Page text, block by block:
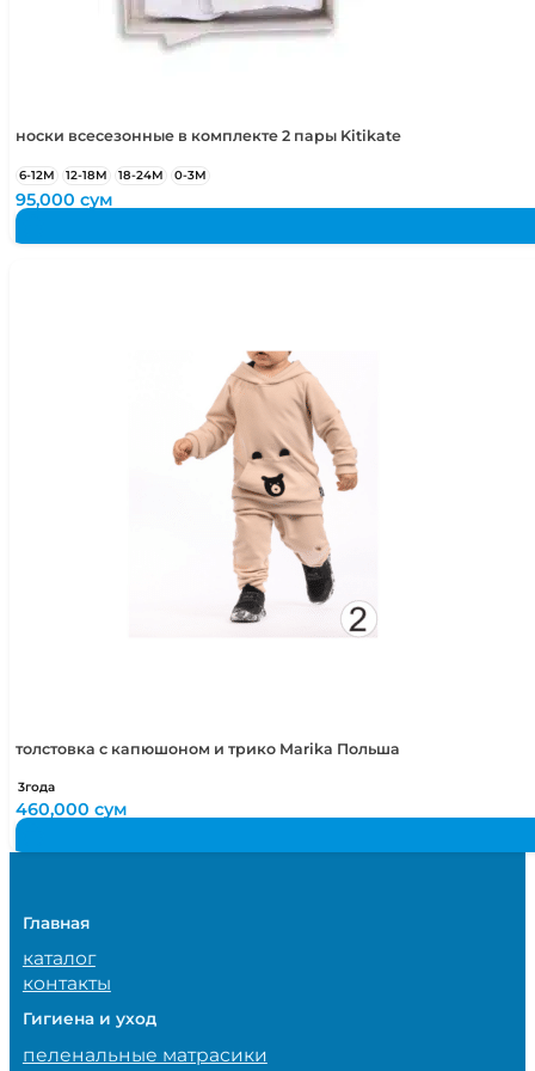
носки всесезонные в комплекте 2 пары Kitikate
6-12М 12-18М 18-24М 0-3М
95,000сум
толстовка с капюшоном и трико Marika Польша
3года
460,000сум
Главная
каталог
контакты
Гигиена и уход
пеленальные матрасики